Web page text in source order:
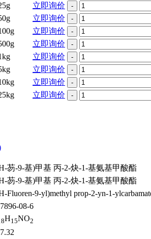
立即询价 -
立即询价 -
立即询价 -
立即询价 -
立即询价 -
立即询价 -
立即询价 -
立即询价 -
芴-9-基)甲基 丙-2-炔-1-基氨基甲酸酯
芴-9-基)甲基 丙-2-炔-1-基氨基甲酸酯
Fluoren-9-yl)methyl prop-2-yn-1-
08-6
H15NO2